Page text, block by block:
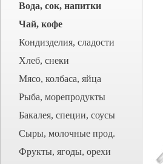
Вода, сок, напитки
Чай, кофе
Кондизделия, сладости
Хлеб, снеки
Мясо, колбаса, яйца
Рыба, морепродукты
Бакалея, специи, соусы
Сыры, молочные прод.
Фрукты, ягоды, орехи